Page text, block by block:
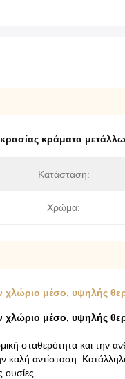
κράματα
Κατάσταση:
Χρώμα:
χλώριο μέσο, υψηλής
χλώριο μέσο, υψηλής
σταθερότητα και την
αντίσταση.